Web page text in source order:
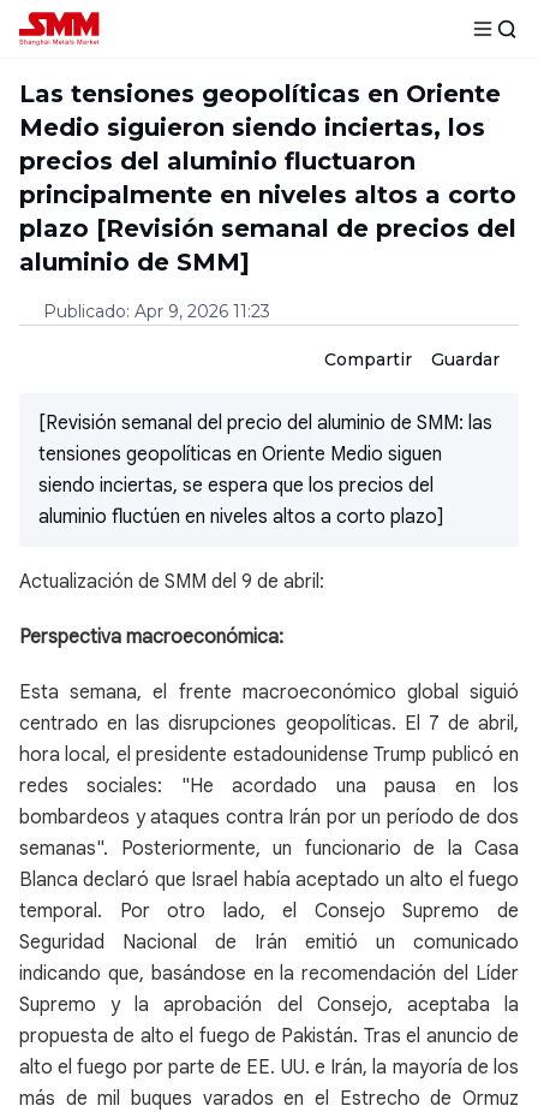
Las tensiones geopolíticas en Oriente
Medio siguieron siendo inciertas, los
precios del aluminio fluctuaron
principalmente en niveles altos a corto
plazo [Revisión semanal de precios del
aluminio de SMM]
Publicado: Apr 9, 2026 11:23
Compartir Guardar
[Revisión semanal del precio del aluminio de SMM: las
tensiones geopolíticas en Oriente Medio siguen
siendo inciertas, se espera que los precios del
aluminio fluctúen en niveles altos a corto plazo]
Actualización de SMM del 9 de abril:
Perspectiva macroeconómica:
Esta semana, el frente macroeconómico global siguió
centrado en las disrupciones geopolíticas. El 7 de abril,
hora local, el presidente estadounidense Trump publicó en
redes sociales: "He acordado una pausa en los
bombardeos y ataques contra Irán por un período de dos
semanas". Posteriormente, un funcionario de la Casa
Blanca declaró que Israel había aceptado un alto el fuego
temporal. Por otro lado, el Consejo Supremo de
Seguridad Nacional de Irán emitió un comunicado
indicando que, basándose en la recomendación del Líder
Supremo y la aprobación del Consejo, aceptaba la
propuesta de alto el fuego de Pakistán. Tras el anuncio de
alto el fuego por parte de EE. UU. e Irán, la mayoría de los
más de mil buques varados en el Estrecho de Ormuz